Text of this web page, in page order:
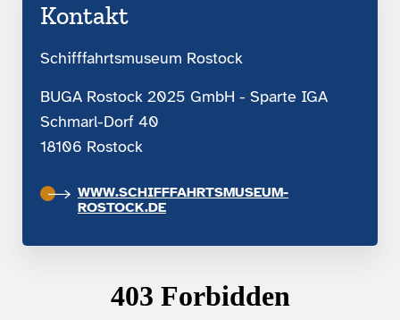
Kontakt
Schifffahrtsmuseum Rostock
BUGA Rostock 2025 GmbH - Sparte IGA
Schmarl-Dorf 40
18106 Rostock
WWW.SCHIFFFAHRTSMUSEUM-
ROSTOCK.DE